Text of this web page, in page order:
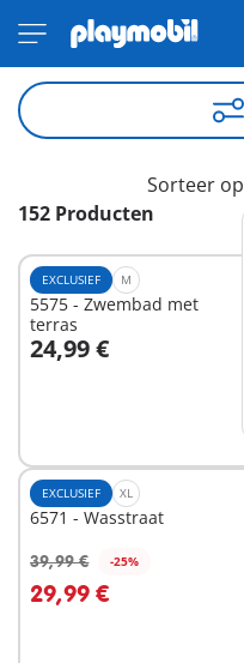
152 Producten
Sorteer op
EXCLUSIEF M
5575 - Zwembad met
terras
24,99 €
In winkelwagen
EXCLUSIEF XL
6571 - Wasstraat
39,99 € -25%
29,99 €
In winkelwagen